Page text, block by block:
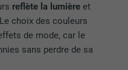
reflète la lumière et
choix des couleurs
de mode, car le
sans perdre de sa